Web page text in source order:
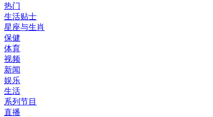
热门
生活贴士
星座与生肖
保健
体育
视频
新闻
娱乐
生活
系列节目
直播